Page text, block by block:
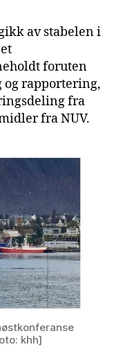
av stabelen i
foruten
og rapportering,
fra
fra NUV.
khh]